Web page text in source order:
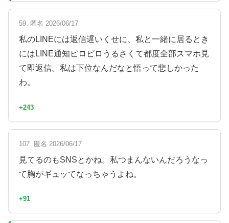
59. 匿名 2026/06/17
私のLINEには返信遅いくせに、私と一緒に居るとき
にはLINE通知ピロピロうるさくて都度全部スマホ見
て即返信。私は下位なんだなと悟って悲しかった
わ。
+243
107. 匿名 2026/06/17
見てるのもSNSとかね。私つまんないんだろうなっ
て胸がギュッてなっちゃうよね。
+91